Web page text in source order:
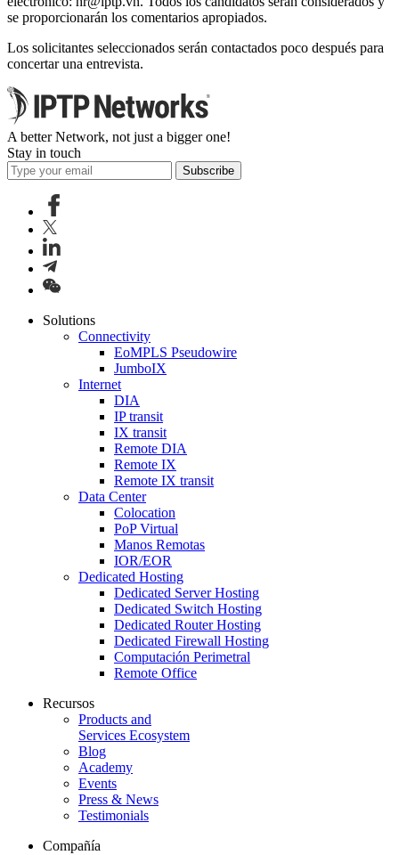
se proporcionarán los comentarios apropiados.
Los solicitantes seleccionados serán contactados poco después para
concertar una entrevista.
A better Network, not just a bigger one!
Stay in touch
Subscribe
Solutions
Connectivity
EoMPLS Pseudowire
JumboIX
Internet
DIA
IP transit
IX transit
Remote DIA
Remote IX
Remote IX transit
Data Center
Colocation
PoP Virtual
Manos Remotas
IOR/EOR
Dedicated Hosting
Dedicated Server Hosting
Dedicated Switch Hosting
Dedicated Router Hosting
Dedicated Firewall Hosting
Computación Perimetral
Remote Office
Recursos
Products and
Services Ecosystem
Blog
Academy
Events
Press & News
Testimonials
Compañía